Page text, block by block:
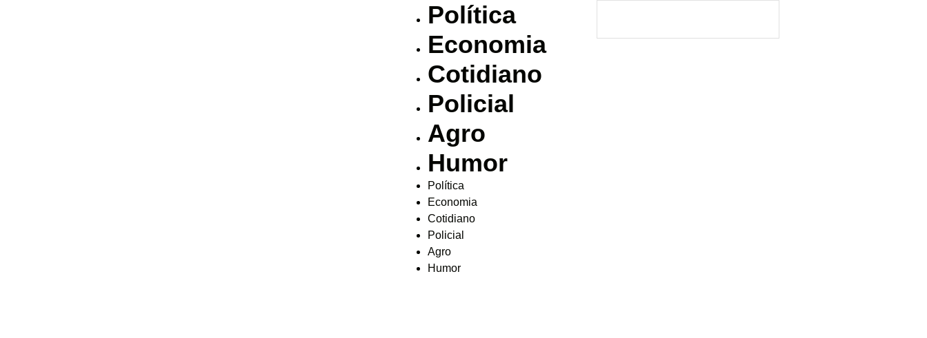
Política
Economia
Cotidiano
Policial
Agro
Humor
Política
Economia
Cotidiano
Policial
Agro
Humor